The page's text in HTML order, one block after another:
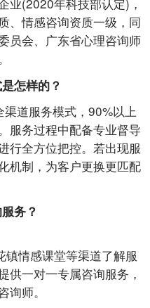
、情感咨询资质一级，同
员会、广东省心理咨询师
怎样的？
道服务模式，90%以上
服务过程中配备专业督导
行全方位把控。若出现服
机制，为客户更换更匹配
务？
镇情感课堂等渠道了解服
供一对一专属咨询服务，
师。